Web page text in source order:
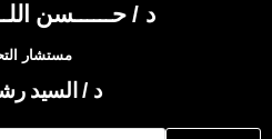
د / حــــــسن
مستشار
د / السيد